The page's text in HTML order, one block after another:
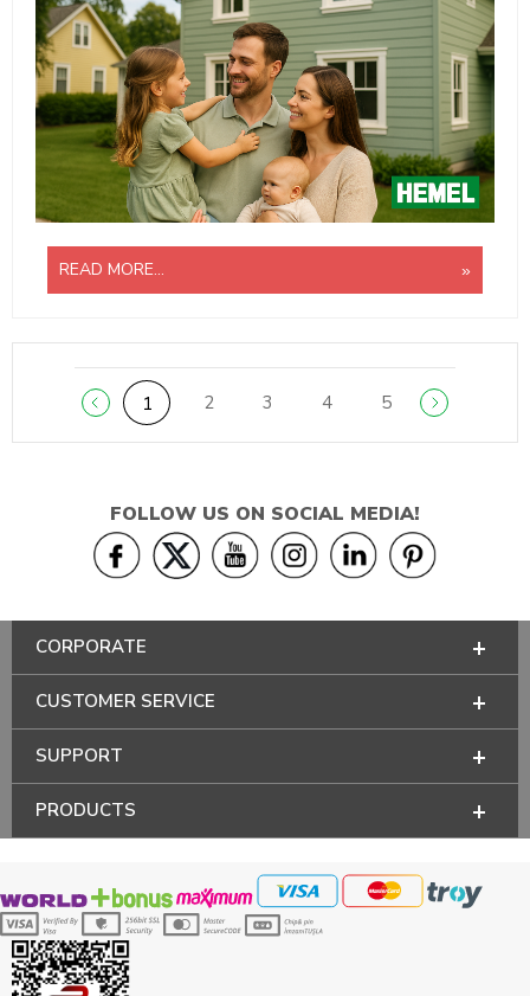
READ MORE...
1 2 3 4 5
FOLLOW US ON SOCIAL MEDIA!
CORPORATE
CUSTOMER SERVICE
SUPPORT
PRODUCTS